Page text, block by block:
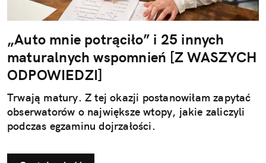
„Auto mnie potrąciło” i 25 innych
maturalnych wspomnień [Z WASZYCH
ODPOWIEDZI]
Trwają matury. Z tej okazji postanowiłam zapytać
obserwatorów o największe wtopy, jakie zaliczyli
podczas egzaminu dojrzałości.